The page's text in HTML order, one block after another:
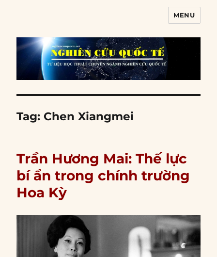
MENU
Tag: Chen Xiangmei
Trần Hương Mai: Thế lực
bí ẩn trong chính trường
Hoa Kỳ